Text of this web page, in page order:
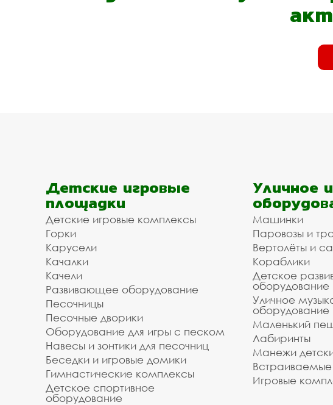
Детские игровые
площадки
Детские игровые комплексы
Горки
Карусели
Качалки
Качели
Развивающее оборудование
Песочницы
Песочные дворики
Оборудование для игры с песком
Навесы и зонтики для песочниц
Беседки и игровые домики
Гимнастические комплексы
Детское спортивное
оборудование
Уличное
Машинки
Паровозы и
Вертолёты и
Кораблики
Детское
оборудование
Уличное
оборудование
Маленький
Лабиринты
Манежи
Встраиваемые
Игровые